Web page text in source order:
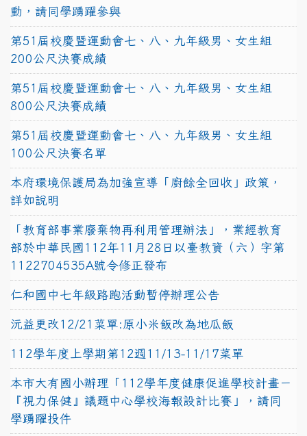
動，請同學踴躍參與
第51屆校慶暨運動會七、八、九年級男、女生組
200公尺決賽成績
第51屆校慶暨運動會七、八、九年級男、女生組
800公尺決賽成績
第51屆校慶暨運動會七、八、九年級男、女生組
100公尺決賽名單
本府環境保護局為加強宣導「廚餘全回收」政策，
詳如說明
「教育部事業廢棄物再利用管理辦法」，業經教育
部於中華民國112年11月28日以臺教資（六）字第
1122704535A號令修正發布
仁和國中七年級路跑活動暫停辦理公告
沅益更改12/21菜單:原小米飯改為地瓜飯
112學年度上學期第12週11/13-11/17菜單
本市大有國小辦理「112學年度健康促進學校計畫－
『視力保健』議題中心學校海報設計比賽」，請同
學踴躍投件